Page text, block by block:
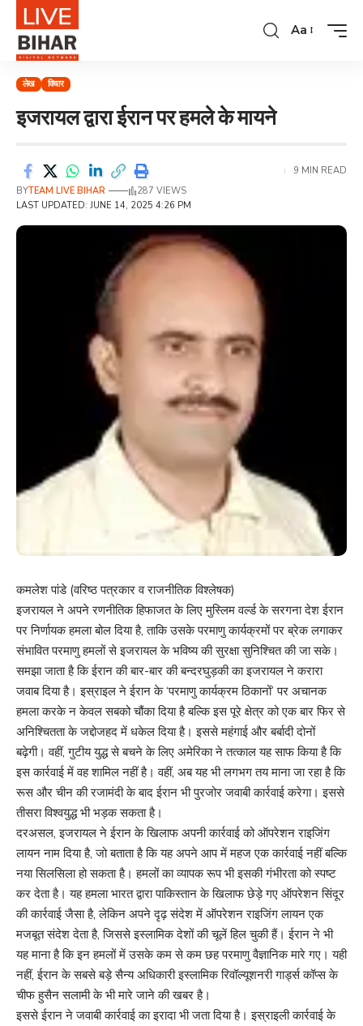
Aa
लेख विचार
इजरायल द्वारा ईरान पर हमले के मायने
LAST UPDATED: JUNE 14, 2025 4:26 PM
BYTEAM LIVE BIHAR 287 VIEWS
9 MIN READ
कमलेश पांडे (वरिष्ठ पत्रकार व राजनीतिक विश्लेषक)
इजरायल ने अपने रणनीतिक हिफाजत के लिए मुस्लिम वर्ल्ड के सरगना देश ईरान
पर निर्णायक हमला बोल दिया है, ताकि उसके परमाणु कार्यक्रमों पर ब्रेक लगाकर
संभावित परमाणु हमलों से इजरायल के भविष्य की सुरक्षा सुनिश्चित की जा सके।
समझा जाता है कि ईरान की बार-बार की बन्दरघुड़की का इजरायल ने करारा
जवाब दिया है। इस्राइल ने ईरान के ‘परमाणु कार्यक्रम ठिकानों’ पर अचानक
हमला करके न केवल सबको चौंका दिया है बल्कि इस पूरे क्षेत्र को एक बार फिर से
अनिश्चितता के जद्दोजहद में धकेल दिया है। इससे महंगाई और बर्बादी दोनों
बढ़ेगी। वहीं, गुटीय युद्ध से बचने के लिए अमेरिका ने तत्काल यह साफ किया है कि
इस कार्रवाई में वह शामिल नहीं है। वहीं, अब यह भी लगभग तय माना जा रहा है कि
रूस और चीन की रजामंदी के बाद ईरान भी पुरजोर जवाबी कार्रवाई करेगा। इससे
तीसरा विश्वयुद्ध भी भड़क सकता है।
दरअसल, इजरायल ने ईरान के खिलाफ अपनी कार्रवाई को ऑपरेशन राइजिंग
लायन नाम दिया है, जो बताता है कि यह अपने आप में महज एक कार्रवाई नहीं बल्कि
नया सिलसिला हो सकता है। हमलों का व्यापक रूप भी इसकी गंभीरता को स्पष्ट
कर देता है। यह हमला भारत द्वारा पाकिस्तान के खिलाफ छेड़े गए ऑपरेशन सिंदूर
की कार्रवाई जैसा है, लेकिन अपने दृढ़ संदेश में ऑपरेशन राइजिंग लायन एक
मजबूत संदेश देता है, जिससे इस्लामिक देशों की चूलें हिल चुकी हैं। ईरान ने भी
यह माना है कि इन हमलों में उसके कम से कम छह परमाणु वैज्ञानिक मारे गए। यही
नहीं, ईरान के सबसे बड़े सैन्य अधिकारी इस्लामिक रिवॉल्यूशनरी गार्ड्स कॉप्स के
चीफ हुसैन सलामी के भी मारे जाने की खबर है।
इससे ईरान ने जवाबी कार्रवाई का इरादा भी जता दिया है। इस्राइली कार्रवाई के